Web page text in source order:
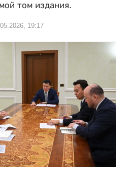
том издания.
19:17